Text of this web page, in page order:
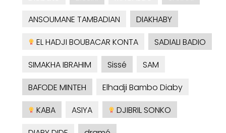
ANSOUMANE TAMBADIAN
DIAKHABY
EL HADJI BOUBACAR KONTA
SADIALI BADIO
SIMAKHA IBRAHIM
Sissé
SAM
BAFODE MINTEH
Elhadji Bambo Diaby
KABA
ASIYA
DJIBRIL SONKO